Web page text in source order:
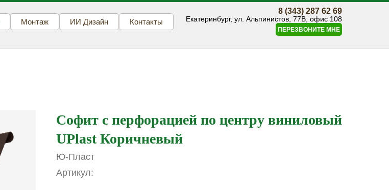
Монтаж ИИ Дизайн Контакты
8 (343) 287 62 69
Екатеринбург, ул. Альпинистов, 77В, офис 108
ПЕРЕЗВОНИТЕ МНЕ
Софит с перфорацией по центру виниловый
UPlast Коричневый
Ю-Пласт
Артикул: